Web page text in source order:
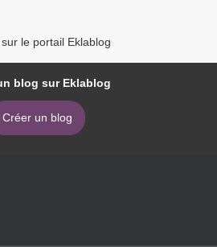
le portail Eklablog
blog sur Eklablog
Créer un blog